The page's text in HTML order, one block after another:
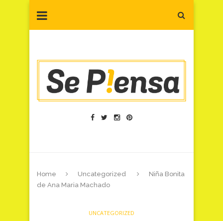
Home Uncategorized
Niña Bonita
de Ana Maria Machado
UNCATEGORIZED